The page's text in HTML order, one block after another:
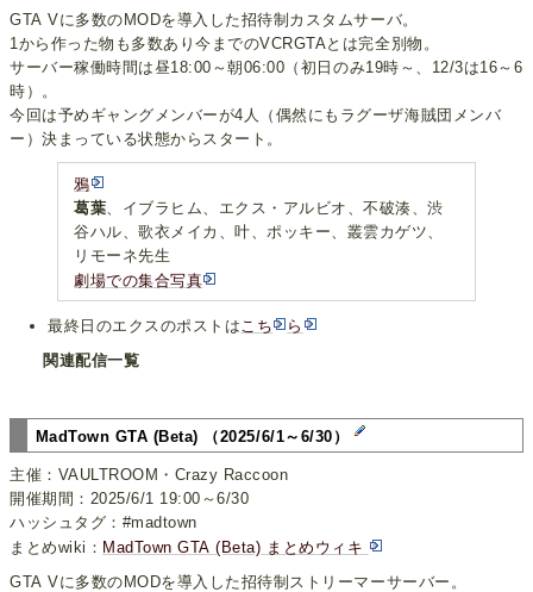
GTA Vに多数のMODを導入した招待制カスタムサーバ。
1から作った物も多数あり今までのVCRGTAとは完全別物。
サーバー稼働時間は昼18:00～朝06:00（初日のみ19時～、12/3は16～6
時）。
今回は予めギャングメンバーが4人（偶然にもラグーザ海賊団メンバ
ー）決まっている状態からスタート。
鴉
葛葉 、イブラヒム、エクス・アルビオ、不破湊、渋
谷ハル、歌衣メイカ、叶、ポッキー、叢雲カゲツ、
リモーネ先生
劇場での集合写真
最終日のエクスのポストは こち
ら
関連配信一覧
MadTown GTA (Beta) （2025/6/1～6/30）
主催：VAULTROOM・Crazy Raccoon
開催期間：2025/6/1 19:00～6/30
ハッシュタグ：#madtown
まとめwiki： MadTown GTA (Beta) まとめウィキ
GTA Vに多数のMODを導入した招待制ストリーマーサーバー。